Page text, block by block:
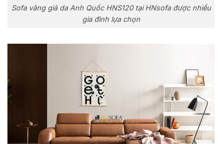
Sofa văng giả da Anh Quốc HNS120 tại HNsofa được nhiều
gia đình lựa chọn